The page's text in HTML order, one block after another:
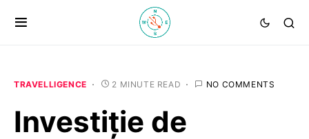
TRAVELLIGENCE 2 MINUTE READ NO COMMENTS
Investiție de